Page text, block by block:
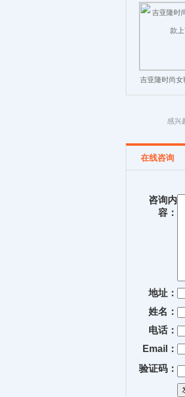
吉亚隆时尚
感兴
在线咨询
咨询内
容：
地址：
姓名：
电话：
Email：
验证码：